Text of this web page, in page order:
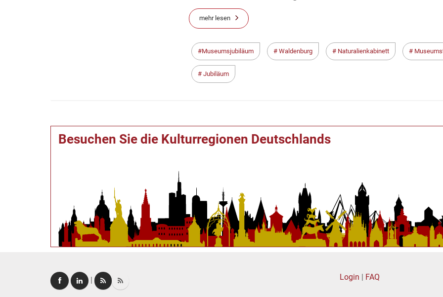
mehr lesen
Museumsjubiläum Waldenburg Naturalienkabinett
Jubiläum
Besuchen Sie die Kulturregionen Deutschlands
Login | FAQ